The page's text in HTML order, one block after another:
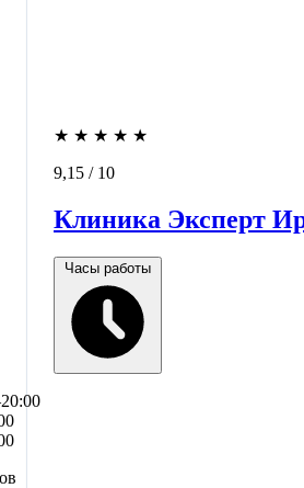
★ ★ ★ ★ ★
9,15 / 10
Клиника Эксперт
Часы работы